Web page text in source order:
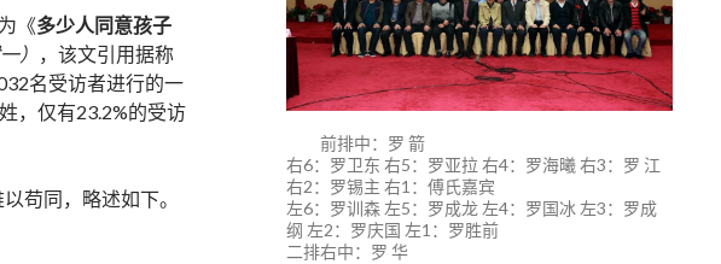
《多少人同意孩子
） ，该文引用据称
名受访者进行的一
，仅有23.2%的受访
苟同，略述如下。
前排中：罗 箭
右6：罗卫东 右5：罗亚拉 右4：罗海曦 右3：罗 江
右2：罗锡主 右1：傅氏嘉宾
左6：罗训森 左5：罗成龙 左4：罗国冰 左3：罗成
纲 左2：罗庆国 左1：罗胜前
二排右中：罗 华